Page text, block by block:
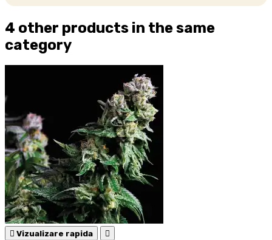
4 other products in the same
category
 Vizualizare rapida 